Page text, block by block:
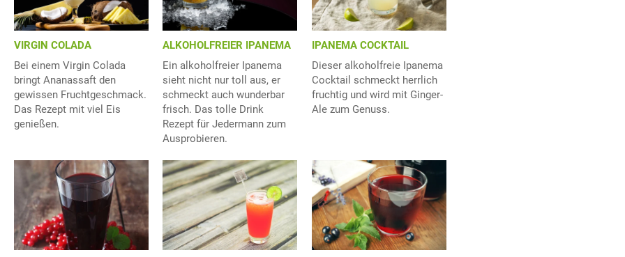
VIRGIN COLADA
Bei einem Virgin Colada
bringt Ananassaft den
gewissen Fruchtgeschmack.
Das Rezept mit viel Eis
genießen.
ALKOHOLFREIER IPANEMA
Ein alkoholfreier Ipanema
sieht nicht nur toll aus, er
schmeckt auch wunderbar
frisch. Das tolle Drink
Rezept für Jedermann zum
Ausprobieren.
IPANEMA COCKTAIL
Dieser alkoholfreie Ipanema
Cocktail schmeckt herrlich
fruchtig und wird mit Ginger-
Ale zum Genuss.